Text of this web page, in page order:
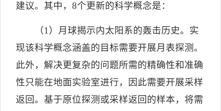
建议。其中，8个更新的科学概念是：
（1 ）月球揭示内太阳系的轰击历史。实
现该科学概念涵盖的目标需要开展月表探测。
此外，解决更复杂的问题所需的精确性和准确
性只能在地面实验室进行，因此需要开展采样
返回。基于原位探测或采样返回的样本，将需